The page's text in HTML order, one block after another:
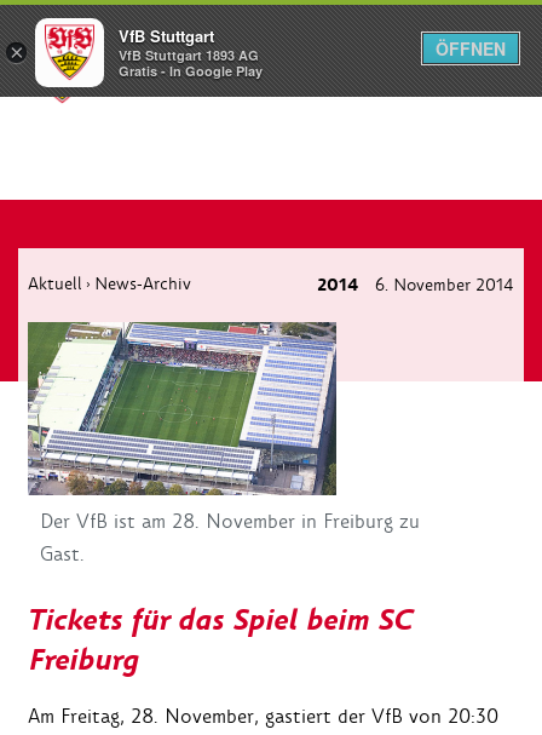
Menü
Aktuell › News-Archiv 2014 6. November 2014
Der VfB ist am 28. November in Freiburg zu
Gast.
Tickets für das Spiel beim SC
Freiburg
Am Freitag, 28. November, gastiert der VfB von 20:30
×
VfB Stuttgart
VfB Stuttgart 1893 AG
Gratis - In Google Play
ÖFFNEN